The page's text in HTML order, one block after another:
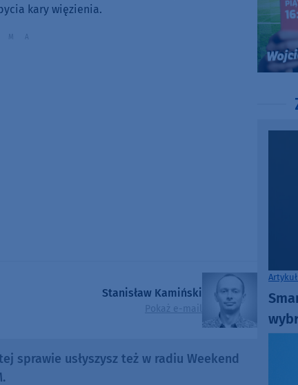
decrease
kary więzienia.
Stanisław Kamiński
Pokaż e-mail
sprawie usłyszysz też w radiu Weekend